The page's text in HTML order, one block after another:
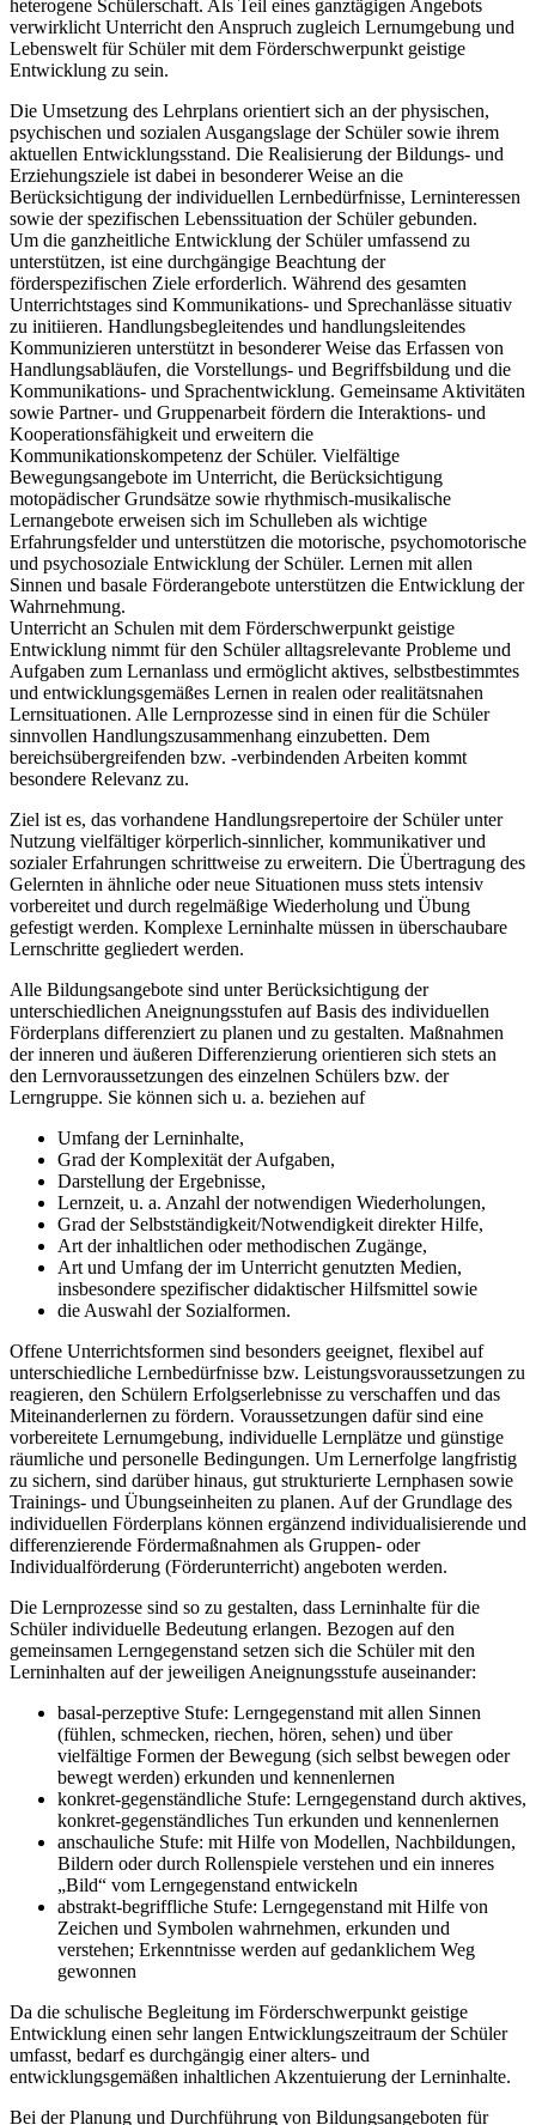
heterogene Schülerschaft. Als Teil eines ganztägigen Angebots
verwirklicht Unterricht den Anspruch zugleich Lernumgebung und
Lebenswelt für Schüler mit dem Förderschwerpunkt geistige
Entwicklung zu sein.
Die Umsetzung des Lehrplans orientiert sich an der physischen,
psychischen und sozialen Ausgangslage der Schüler sowie ihrem
aktuellen Entwicklungsstand. Die Realisierung der Bildungs- und
Erziehungsziele ist dabei in besonderer Weise an die
Berücksichtigung der individuellen Lernbedürfnisse, Lerninteressen
sowie der spezifischen Lebenssituation der Schüler gebunden.
Um die ganzheitliche Entwicklung der Schüler umfassend zu
unterstützen, ist eine durchgängige Beachtung der
förderspezifischen Ziele erforderlich. Während des gesamten
Unterrichtstages sind Kommunikations- und Sprechanlässe situativ
zu initiieren. Handlungsbegleitendes und handlungsleitendes
Kommunizieren unterstützt in besonderer Weise das Erfassen von
Handlungsabläufen, die Vorstellungs- und Begriffsbildung und die
Kommunikations- und Sprachentwicklung. Gemeinsame Aktivitäten
sowie Partner- und Gruppenarbeit fördern die Interaktions- und
Kooperationsfähigkeit und erweitern die
Kommunikationskompetenz der Schüler. Vielfältige
Bewegungsangebote im Unterricht, die Berücksichtigung
motopädischer Grundsätze sowie rhythmisch-musikalische
Lernangebote erweisen sich im Schulleben als wichtige
Erfahrungsfelder und unterstützen die motorische, psychomotorische
und psychosoziale Entwicklung der Schüler. Lernen mit allen
Sinnen und basale Förderangebote unterstützen die Entwicklung der
Wahrnehmung.
Unterricht an Schulen mit dem Förderschwerpunkt geistige
Entwicklung nimmt für den Schüler alltagsrelevante Probleme und
Aufgaben zum Lernanlass und ermöglicht aktives, selbstbestimmtes
und entwicklungsgemäßes Lernen in realen oder realitätsnahen
Lernsituationen. Alle Lernprozesse sind in einen für die Schüler
sinnvollen Handlungszusammenhang einzubetten. Dem
bereichsübergreifenden bzw. -verbindenden Arbeiten kommt
besondere Relevanz zu.
Ziel ist es, das vorhandene Handlungsrepertoire der Schüler unter
Nutzung vielfältiger körperlich-sinnlicher, kommunikativer und
sozialer Erfahrungen schrittweise zu erweitern. Die Übertragung des
Gelernten in ähnliche oder neue Situationen muss stets intensiv
vorbereitet und durch regelmäßige Wiederholung und Übung
gefestigt werden. Komplexe Lerninhalte müssen in überschaubare
Lernschritte gegliedert werden.
Alle Bildungsangebote sind unter Berücksichtigung der
unterschiedlichen Aneignungsstufen auf Basis des individuellen
Förderplans differenziert zu planen und zu gestalten. Maßnahmen
der inneren und äußeren Differenzierung orientieren sich stets an
den Lernvoraussetzungen des einzelnen Schülers bzw. der
Lerngruppe. Sie können sich u. a. beziehen auf
Umfang der Lerninhalte,
Grad der Komplexität der Aufgaben,
Darstellung der Ergebnisse,
Lernzeit, u. a. Anzahl der notwendigen Wiederholungen,
Grad der Selbstständigkeit/Notwendigkeit direkter Hilfe,
Art der inhaltlichen oder methodischen Zugänge,
Art und Umfang der im Unterricht genutzten Medien,
insbesondere spezifischer didaktischer Hilfsmittel sowie
die Auswahl der Sozialformen.
Offene Unterrichtsformen sind besonders geeignet, flexibel auf
unterschiedliche Lernbedürfnisse bzw. Leistungsvoraussetzungen zu
reagieren, den Schülern Erfolgserlebnisse zu verschaffen und das
Miteinanderlernen zu fördern. Voraussetzungen dafür sind eine
vorbereitete Lernumgebung, individuelle Lernplätze und günstige
räumliche und personelle Bedingungen. Um Lernerfolge langfristig
zu sichern, sind darüber hinaus, gut strukturierte Lernphasen sowie
Trainings- und Übungseinheiten zu planen. Auf der Grundlage des
individuellen Förderplans können ergänzend individualisierende und
differenzierende Fördermaßnahmen als Gruppen- oder
Individualförderung (Förderunterricht) angeboten werden.
Die Lernprozesse sind so zu gestalten, dass Lerninhalte für die
Schüler individuelle Bedeutung erlangen. Bezogen auf den
gemeinsamen Lerngegenstand setzen sich die Schüler mit den
Lerninhalten auf der jeweiligen Aneignungsstufe auseinander:
basal-perzeptive Stufe: Lerngegenstand mit allen Sinnen
(fühlen, schmecken, riechen, hören, sehen) und über
vielfältige Formen der Bewegung (sich selbst bewegen oder
bewegt werden) erkunden und kennenlernen
konkret-gegenständliche Stufe: Lerngegenstand durch aktives,
konkret-gegenständliches Tun erkunden und kennenlernen
anschauliche Stufe: mit Hilfe von Modellen, Nachbildungen,
Bildern oder durch Rollenspiele verstehen und ein inneres
„Bild“ vom Lerngegenstand entwickeln
abstrakt-begriffliche Stufe: Lerngegenstand mit Hilfe von
Zeichen und Symbolen wahrnehmen, erkunden und
verstehen; Erkenntnisse werden auf gedanklichem Weg
gewonnen
Da die schulische Begleitung im Förderschwerpunkt geistige
Entwicklung einen sehr langen Entwicklungszeitraum der Schüler
umfasst, bedarf es durchgängig einer alters- und
entwicklungsgemäßen inhaltlichen Akzentuierung der Lerninhalte.
Bei der Planung und Durchführung von Bildungsangeboten für